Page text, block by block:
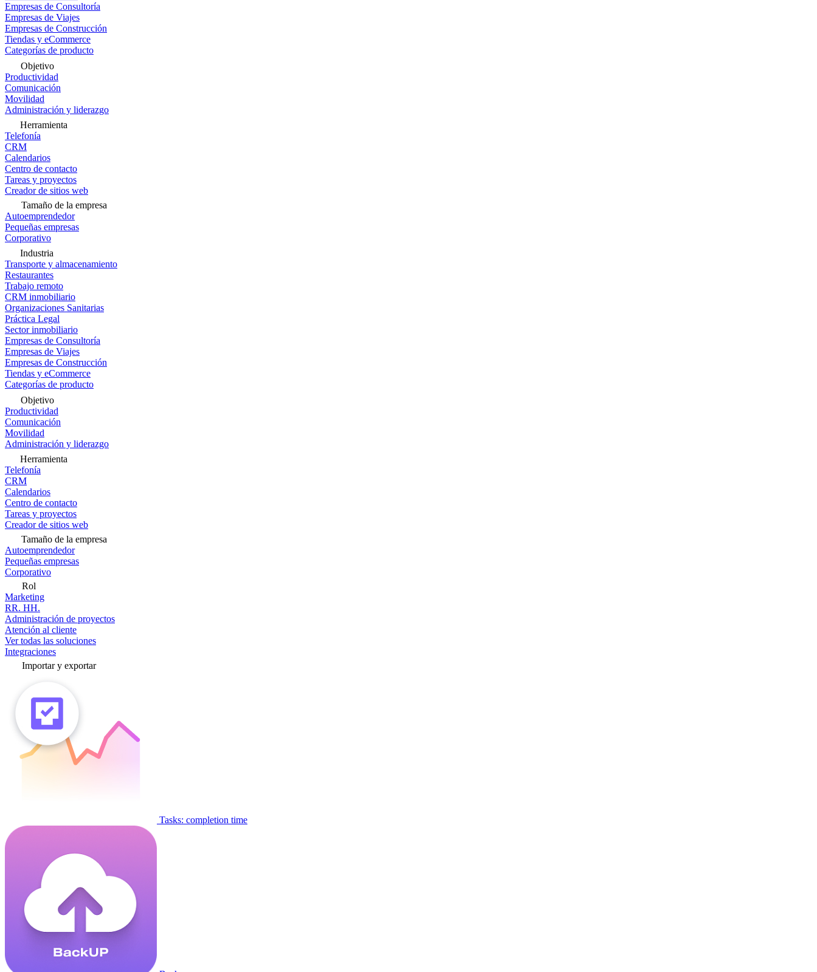
Empresas de Consultoría
Empresas de Viajes
Empresas de Construcción
Tiendas y eCommerce
Categorías de producto
Objetivo
Productividad
Comunicación
Movilidad
Administración y liderazgo
Herramienta
Telefonía
CRM
Calendarios
Centro de contacto
Tareas y proyectos
Creador de sitios web
Tamaño de la empresa
Autoemprendedor
Pequeñas empresas
Corporativo
Industria
Transporte y almacenamiento
Restaurantes
Trabajo remoto
CRM inmobiliario
Organizaciones Sanitarias
Práctica Legal
Sector inmobiliario
Empresas de Consultoría
Empresas de Viajes
Empresas de Construcción
Tiendas y eCommerce
Categorías de producto
Objetivo
Productividad
Comunicación
Movilidad
Administración y liderazgo
Herramienta
Telefonía
CRM
Calendarios
Centro de contacto
Tareas y proyectos
Creador de sitios web
Tamaño de la empresa
Autoemprendedor
Pequeñas empresas
Corporativo
Rol
Marketing
RR. HH.
Administración de proyectos
Atención al cliente
Ver todas las soluciones
Integraciones
Importar y exportar
Tasks: completion time